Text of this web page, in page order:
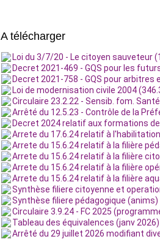
A télécharger
Loi du 3/7/20 - Le citoyen sauveteur
Decret 2021-469 - GQS pour les
Decret 2021-758 - GQS pour
Loi de modernisation civile 2004
Circulaire 23.2.22 - Sensib. fom.
Arrêté du 12.5.23 - Contrôle de la
Decret 2024 relatif aux formations
Arrete du 17.6.24 relatif à
Arrete du 15.6.24 relatif à la filière
Arrete du 15.6.24 relatif à la filière
Arrete du 15.6.24 relatif à la filière
Arrete du 15.6.24 relatif à la filière
Synthèse filiere citoyenne et
Synthèse filiere pédagogique (anims)
Circulaire 3.9.24 - FC 2025
Tableau des équivalences (janv
Arrêté du 29 juillet 2026 modifiant